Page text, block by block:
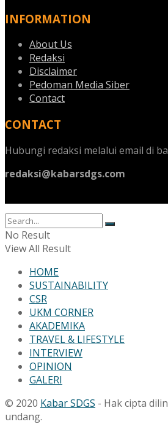
INFORMATION
About Us
Redaksi
Disclaimer
Pedoman Media Siber
Contact
CONTACT
Hubungi redaksi melalui email di
redaksi@kabarsdgs.com
No Result
View All Result
HOME
SUSTAINABILITY
CSR
UKM CORNER
AKADEMIKA
TRAVEL & LIFESTYLE
INTERVIEW
OPINION
GALERI
© 2020 Kabar SDGS - Hak cipta
undang.